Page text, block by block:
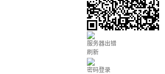
服务器出错
刷新
密码登录